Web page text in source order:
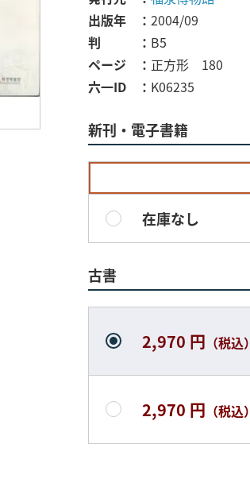
出版年
2004/09
判
B5
ページ
正方形 180
六一ID
K06235
新刊・電子書籍
在庫なし
古書
2,970 円 （税込）
2,970 円 （税込）